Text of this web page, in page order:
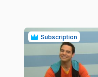
Subscription